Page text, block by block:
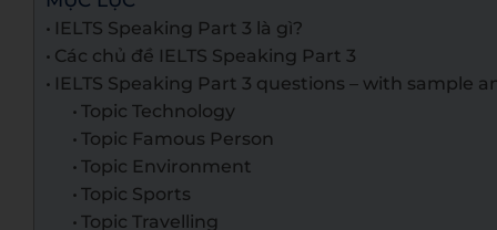
IELTS Speaking Part 3 là gì?
Các chủ đề IELTS Speaking Part 3
IELTS Speaking Part 3 questions – with sample
Topic Technology
Topic Famous Person
Topic Environment
Topic Sports
Topic Travelling